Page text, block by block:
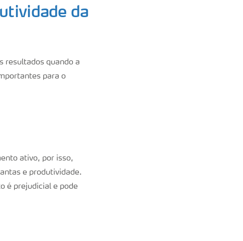
da
resultados quando a
para o
ativo, por isso,
e produtividade.
é prejudicial e pode